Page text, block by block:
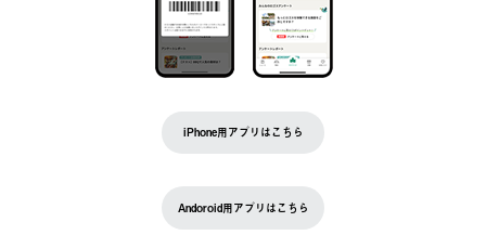
iPhone用アプリはこちら
Andoroid用アプリはこちら